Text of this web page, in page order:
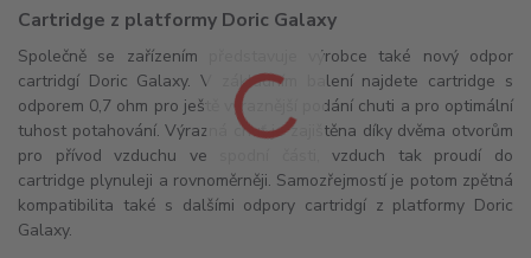
Cartridge z platformy Doric Galaxy
Společně se zařízením představuje výrobce také nový odpor
cartridgí Doric Galaxy. V základním balení najdete cartridge s
odporem 0,7 ohm pro ještě výraznější podání chuti a pro optimální
tuhost potahování. Výrazná chuť je zajištěna díky dvěma otvorům
pro přívod vzduchu ve spodní části, vzduch tak proudí do
cartridge plynuleji a rovnoměrněji. Samozřejmostí je potom zpětná
kompatibilita také s dalšími odpory cartridgí z platformy Doric
Galaxy.